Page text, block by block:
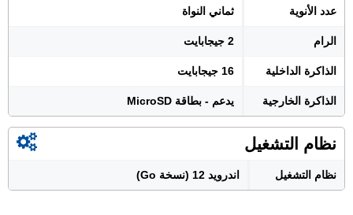
عدد الأنوية ثماني النواة
الرام 2 جيجابايت
الذاكرة الداخلية 16 جيجابايت
الذاكرة الخارجية يدعم - بطاقة MicroSD
نظام التشغيل
نظام التشغيل اندرويد 12 (نسخة Go)